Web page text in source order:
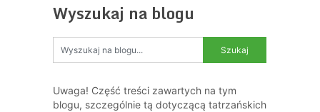
Wyszukaj na blogu
Uwaga! Część treści zawartych na tym
blogu, szczególnie tą dotyczącą tatrzańskich